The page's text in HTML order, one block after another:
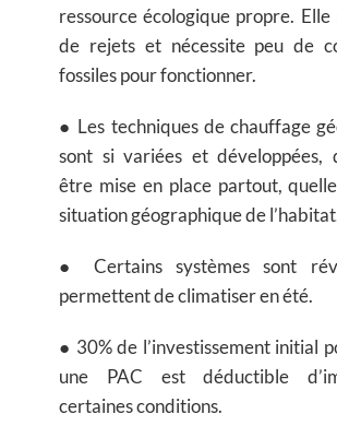
ressource écologique propre.
de rejets et nécessite peu de
fossiles pour fonctionner.
● Les techniques de chauffage
sont si variées et développées,
être mise en place partout,
situation géographique de
● Certains systèmes sont
permettent de climatiser en été.
● 30% de l’investissement initial
une PAC est déductible
certaines conditions.